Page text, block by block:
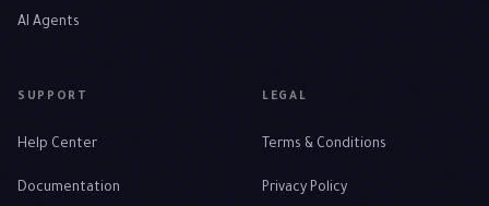
AI Agents
SUPPORT
Help Center
Documentation
LEGAL
Terms & Conditions
Privacy Policy